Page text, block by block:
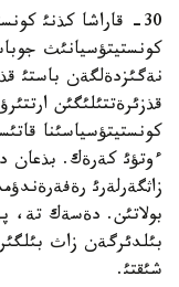
30- قاراشا كذنئ
كونستيتؤسيانئث
نةگئزدةلگةن باستئ
قذزئرةتتئلئگئن
ءوتؤئ كةرةك. بذعان
زاثگةرلةرئ
بولاتئن. دةسةك تة،
بئلدئرگةن زاث
شئقتئ.